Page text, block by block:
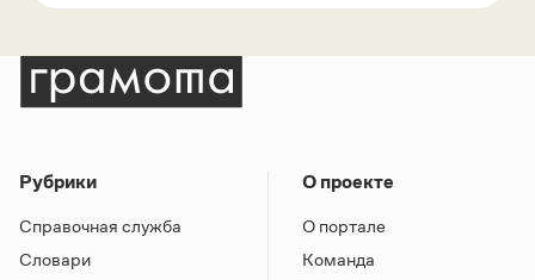
Рубрики
Справочная служба
Словари
О проекте
О портале
Команда